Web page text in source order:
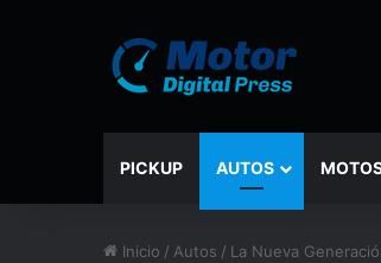
PICKUP AUTOS
Inicio / Autos / La Nueva